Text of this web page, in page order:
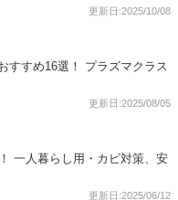
更新日:2025/10/08
すすめ16選！ プラズマクラス
更新日:2025/08/05
一人暮らし用・カビ対策、安
更新日:2025/06/12